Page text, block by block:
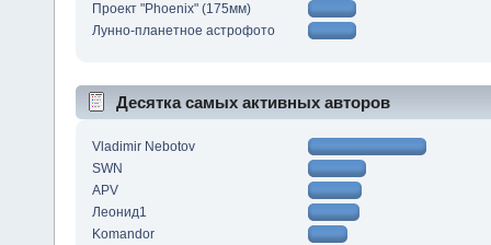
Проект "Phoenix" (175мм)
Лунно-планетное астрофото
Десятка самых активных авторов
Vladimir Nebotov
SWN
APV
Леонид1
Komandor